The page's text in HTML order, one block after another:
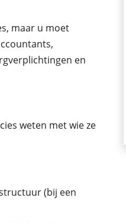
maar u moet
en
weten met wie ze
(bij een